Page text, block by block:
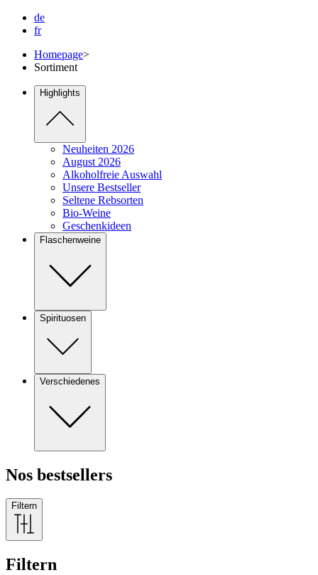
de
fr
Homepage>
Sortiment
Highlights
Neuheiten 2026
August 2026
Alkoholfreie Auswahl
Unsere Bestseller
Seltene Rebsorten
Bio-Weine
Geschenkideen
Flaschenweine
Spirituosen
Verschiedenes
Nos bestsellers
Filtern
Filtern